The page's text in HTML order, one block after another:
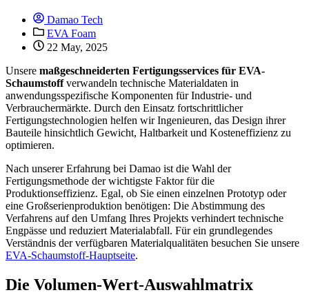
Damao Tech
EVA Foam
22 May, 2025
Unsere maßgeschneiderten Fertigungsservices für EVA-
Schaumstoffverwandeln technische Materialdaten in
anwendungsspezifische Komponenten für Industrie- und
Verbrauchermärkte. Durch den Einsatz fortschrittlicher
Fertigungstechnologien helfen wir Ingenieuren, das Design ihrer
Bauteile hinsichtlich Gewicht, Haltbarkeit und Kosteneffizienz zu
optimieren.
Nach unserer Erfahrung bei Damao ist die Wahl der
Fertigungsmethode der wichtigste Faktor für die
Produktionseffizienz. Egal, ob Sie einen einzelnen Prototyp oder
eine Großserienproduktion benötigen: Die Abstimmung des
Verfahrens auf den Umfang Ihres Projekts verhindert technische
Engpässe und reduziert Materialabfall. Für ein grundlegendes
Verständnis der verfügbaren Materialqualitäten besuchen Sie unsere
EVA-Schaumstoff-Hauptseite.
Die Volumen-Wert-Auswahlmatrix